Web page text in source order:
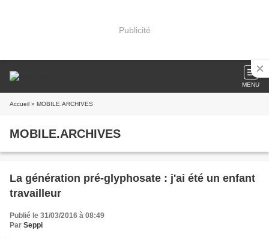
Publicité
MENU
Accueil » MOBILE.ARCHIVES
MOBILE.ARCHIVES
La génération pré-glyphosate : j'ai été un enfant
travailleur
Publié le 31/03/2016 à 08:49
Par Seppi